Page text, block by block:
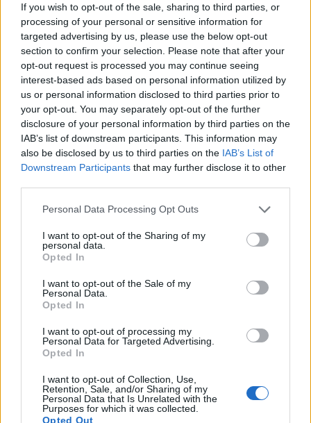
If you wish to opt-out of the sale, sharing to third parties, or
processing of your personal or sensitive information for
targeted advertising by us, please use the below opt-out
section to confirm your selection. Please note that after your
opt-out request is processed you may continue seeing
interest-based ads based on personal information utilized by
us or personal information disclosed to third parties prior to
your opt-out. You may separately opt-out of the further
disclosure of your personal information by third parties on the
IAB’s list of downstream participants. This information may
also be disclosed by us to third parties on the IAB’s List of
Downstream Participants that may further disclose it to other
Please note that this website/app uses one or more Google
not limited to your visit or usage behaviour. You may click to
grant or deny consent to Google and its third-party tags to
use your data for below specified purposes in below Google
consent section.
Personal Data Processing Opt Outs
I want to opt-out of the Sharing of my
personal data.
Opted In
I want to opt-out of the Sale of my
Personal Data.
Opted In
I want to opt-out of processing my
Personal Data for Targeted Advertising.
Opted In
I want to opt-out of Collection, Use,
Retention, Sale, and/or Sharing of my
Personal Data that Is Unrelated with the
Purposes for which it was collected.
Opted Out
fine agosto
Aggius conquista la classifica delle mete più
amate dell’estate 2026
NECROLOGIE
Mario Malu
Paolo Pinna
Martina Agostina Diturco